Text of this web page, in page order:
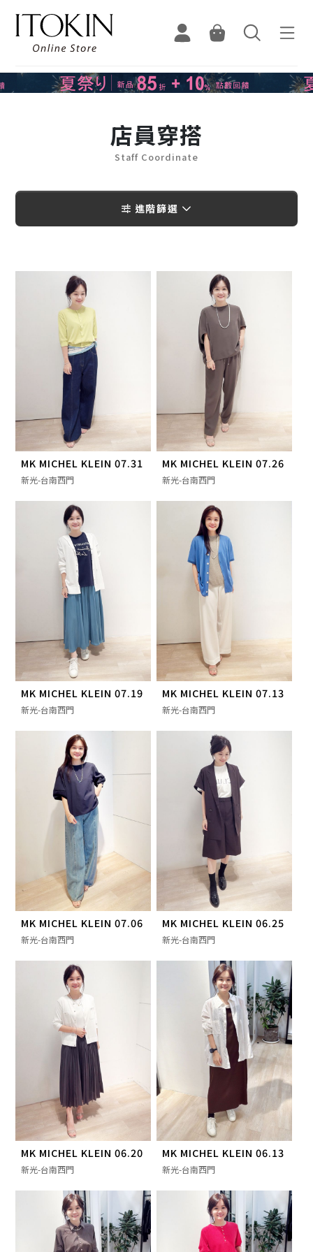
店員穿搭
Staff Coordinate
進階篩選
MK MICHEL KLEIN 07.31
新光-台南西門
MK MICHEL KLEIN 07.26
新光-台南西門
MK MICHEL KLEIN 07.19
新光-台南西門
MK MICHEL KLEIN 07.13
新光-台南西門
MK MICHEL KLEIN 07.06
新光-台南西門
MK MICHEL KLEIN 06.25
新光-台南西門
MK MICHEL KLEIN 06.20
新光-台南西門
MK MICHEL KLEIN 06.13
新光-台南西門